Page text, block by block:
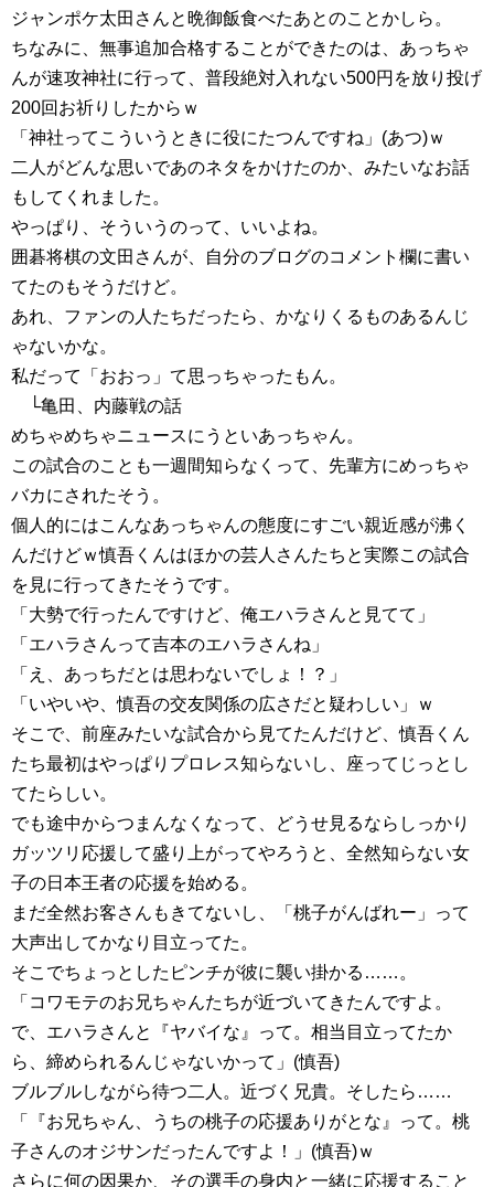
ジャンポケ太田さんと晩御飯食べたあとのことかしら。
ちなみに、無事追加合格することができたのは、あっちゃ
んが速攻神社に行って、普段絶対入れない500円を放り投げ
200回お祈りしたからｗ
「神社ってこういうときに役にたつんですね」(あつ)ｗ
二人がどんな思いであのネタをかけたのか、みたいなお話
もしてくれました。
やっぱり、そういうのって、いいよね。
囲碁将棋の文田さんが、自分のブログのコメント欄に書い
てたのもそうだけど。
あれ、ファンの人たちだったら、かなりくるものあるんじ
ゃないかな。
私だって「おおっ」て思っちゃったもん。
└亀田、内藤戦の話
めちゃめちゃニュースにうといあっちゃん。
この試合のことも一週間知らなくって、先輩方にめっちゃ
バカにされたそう。
個人的にはこんなあっちゃんの態度にすごい親近感が沸く
んだけどｗ慎吾くんはほかの芸人さんたちと実際この試合
を見に行ってきたそうです。
「大勢で行ったんですけど、俺エハラさんと見てて」
「エハラさんって吉本のエハラさんね」
「え、あっちだとは思わないでしょ！？」
「いやいや、慎吾の交友関係の広さだと疑わしい」ｗ
そこで、前座みたいな試合から見てたんだけど、慎吾くん
たち最初はやっぱりプロレス知らないし、座ってじっとし
てたらしい。
でも途中からつまんなくなって、どうせ見るならしっかり
ガッツリ応援して盛り上がってやろうと、全然知らない女
子の日本王者の応援を始める。
まだ全然お客さんもきてないし、「桃子がんばれー」って
大声出してかなり目立ってた。
そこでちょっとしたピンチが彼に襲い掛かる……。
「コワモテのお兄ちゃんたちが近づいてきたんですよ。
で、エハラさんと『ヤバイな』って。相当目立ってたか
ら、締められるんじゃないかって」(慎吾)
ブルブルしながら待つ二人。近づく兄貴。そしたら……
「『お兄ちゃん、うちの桃子の応援ありがとな』って。桃
子さんのオジサンだったんですよ！」(慎吾)ｗ
さらに何の因果か、その選手の身内と一緒に応援すること